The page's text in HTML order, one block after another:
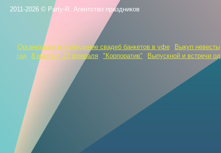
2011-2026 © Party-R. Агентство праздников
Организация и проведение свадеб банкетов в уфе
Выкуп невесты
год
8 марта + 23 февраля "Корпоратив" Выпускной и встречи